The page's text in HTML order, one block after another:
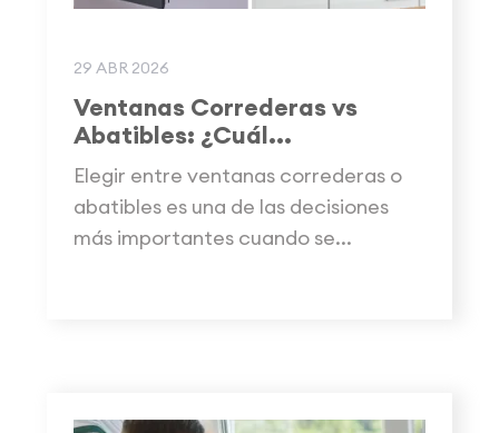
29 ABR 2026
Ventanas Correderas vs
Abatibles: ¿Cuál...
Elegir entre ventanas correderas o
abatibles es una de las decisiones
más importantes cuando se...